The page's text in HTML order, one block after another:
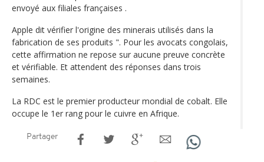
envoyé aux filiales françaises .
Apple dit vérifier l'origine des minerais utilisés dans la
fabrication de ses produits ". Pour les avocats congolais,
cette affirmation ne repose sur aucune preuve concrète
et vérifiable. Et attendent des réponses dans trois
semaines.
La RDC est le premier producteur mondial de cobalt. Elle
occupe le 1er rang pour le cuivre en Afrique.
Partager